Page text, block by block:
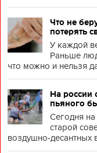
Что не
потерять
У каждой
Раньше
что можно и нельзя
На россии
пьяного
Сегодня
старой
воздушно-десантных